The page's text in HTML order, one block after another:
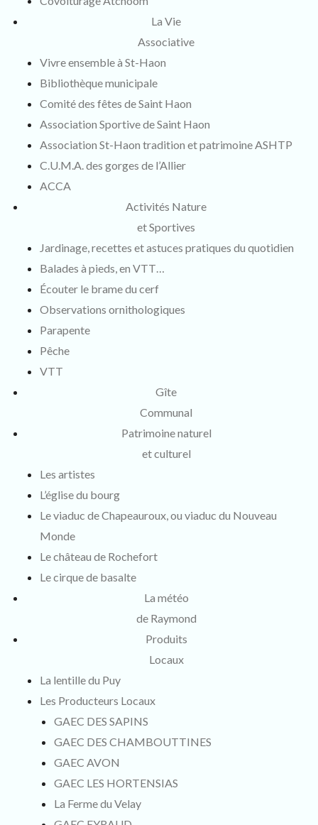
La Vie
Associative
Vivre ensemble à St-Haon
Bibliothèque municipale
Comité des fêtes de Saint Haon
Association Sportive de Saint Haon
Association St-Haon tradition et patrimoine ASHTP
C.U.M.A. des gorges de l’Allier
ACCA
Activités Nature
et Sportives
Jardinage, recettes et astuces pratiques du quotidien
Balades à pieds, en VTT…
Écouter le brame du cerf
Observations ornithologiques
Parapente
Pêche
VTT
Gîte
Communal
Patrimoine naturel
et culturel
Les artistes
L’église du bourg
Le viaduc de Chapeauroux, ou viaduc du Nouveau
Monde
Le château de Rochefort
Le cirque de basalte
La météo
de Raymond
Produits
Locaux
La lentille du Puy
Les Producteurs Locaux
GAEC DES SAPINS
GAEC DES CHAMBOUTTINES
GAEC AVON
GAEC LES HORTENSIAS
La Ferme du Velay